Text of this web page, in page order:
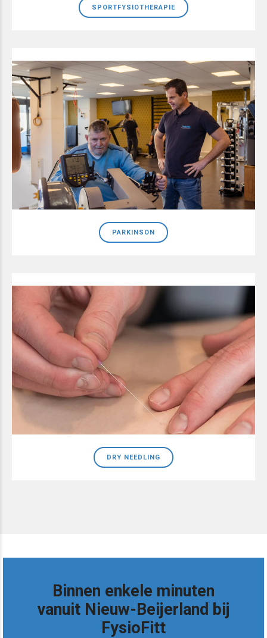
SPORTFYSIOTHERAPIE
PARKINSON
DRY NEEDLING
Binnen enkele minuten
vanuit Nieuw-Beijerland bij
FysioFitt